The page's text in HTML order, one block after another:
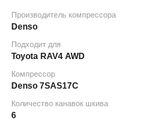
Производитель компрессора
Denso
Подходит для
Toyota RAV4 AWD
Компрессор
Denso 7SAS17C
Количество канавок шкива
6